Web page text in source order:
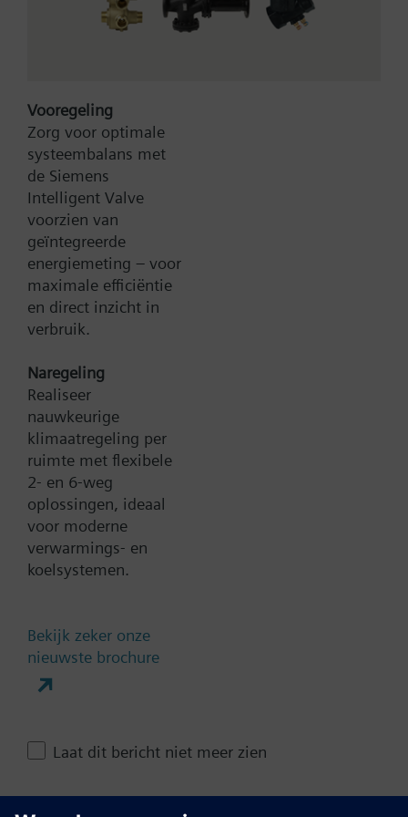
Accessories for SSB.., SSC.. and SSF.. actuators, refer
Bruto Prijs
Type:
Artikel-Nr.:
Garantie:
Productgroep:
Documenten
Vooregeling
Zorg voor optimale
systeembalans met
de Siemens
Intelligent Valve
voorzien van
geïntegreerde
energiemeting – voor
maximale efficiëntie
en direct inzicht in
verbruik.
Naregeling
Realiseer
nauwkeurige
klimaatregeling per
ruimte met flexibele
2- en 6-weg
oplossingen, ideaal
voor moderne
verwarmings- en
koelsystemen.
Bekijk zeker onze
nieuwste brochure
Laat dit bericht niet meer zien
Contact
Deze pagina delen
NL (nl)